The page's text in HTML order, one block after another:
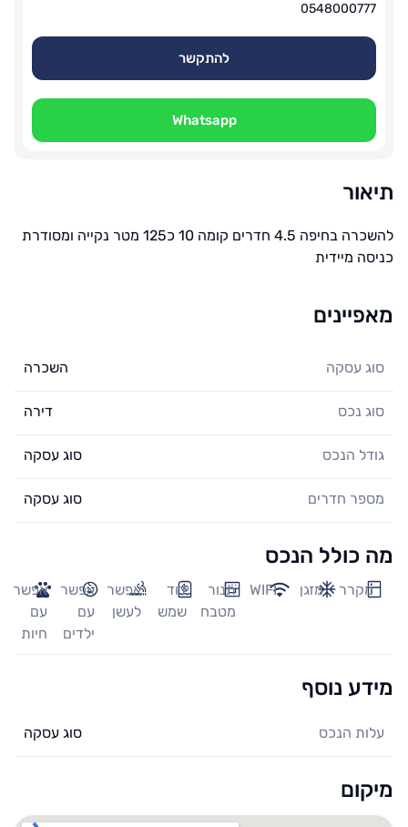
0548000777
להתקשר
Whatsapp
תיאור
להשכרה בחיפה 4.5 חדרים קומה 10 כ125 מטר נקייה ומסודרת
כניסה מיידית
מאפיינים
סוג עסקה השכרה
סוג נכס דירה
גודל הנכס סוג עסקה
מספר חדרים סוג עסקה
מה כולל הנכס
מקרר מזגן WIFI
תנור
מטבח
דוד
שמש
אפשר
לעשן
אפשר
עם
ילדים
אפשר
עם
חיות
מידע נוסף
עלות הנכס סוג עסקה
מיקום